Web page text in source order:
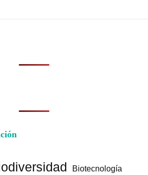
Biotecnología